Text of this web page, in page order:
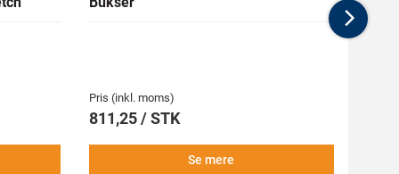
Pris (inkl. moms)
811,25 / STK
Se mere